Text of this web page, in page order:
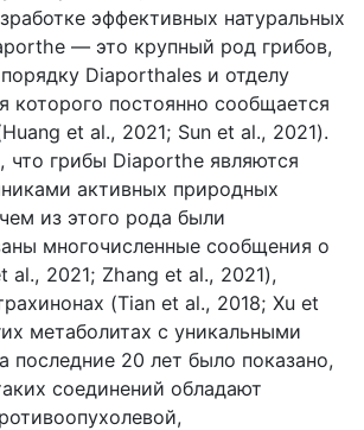
эффективных натуральных
— это крупный род грибов,
Diaporthales и отделу
которого постоянно сообщается
et al., 2021; Sun et al., 2021).
что грибы Diaporthe являются
активных природных
из этого рода были
многочисленные сообщения о
al., 2021; Zhang et al., 2021),
(Tian et al., 2018; Xu et
метаболитах с уникальными
последние 20 лет было показано,
соединений обладают